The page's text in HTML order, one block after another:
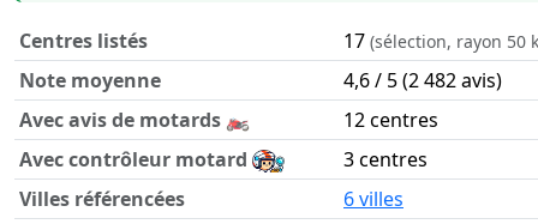
Centres listés 17 (sélection, rayon 50
Note moyenne
4,6 / 5 (2 482 avis)
Avec avis de motards 🏍️
12 centres
Avec contrôleur motard
3 centres
Villes référencées
6 villes